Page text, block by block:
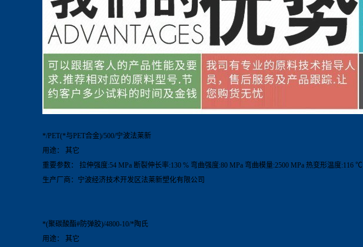
*/PET(*与PET合金)/500/宁波法莱新
用途： 其它
重要参数： 拉伸强度:54 MPa 断裂伸长率:130 % 弯曲强度:80 MPa 弯曲模量:2500 MPa 热变形温度:116 ℃
生产厂商：宁波经济技术开发区法莱新塑化有限公司
*(聚碳酸酯#防弹胶)/4800-10/*陶氏
用途： 其它